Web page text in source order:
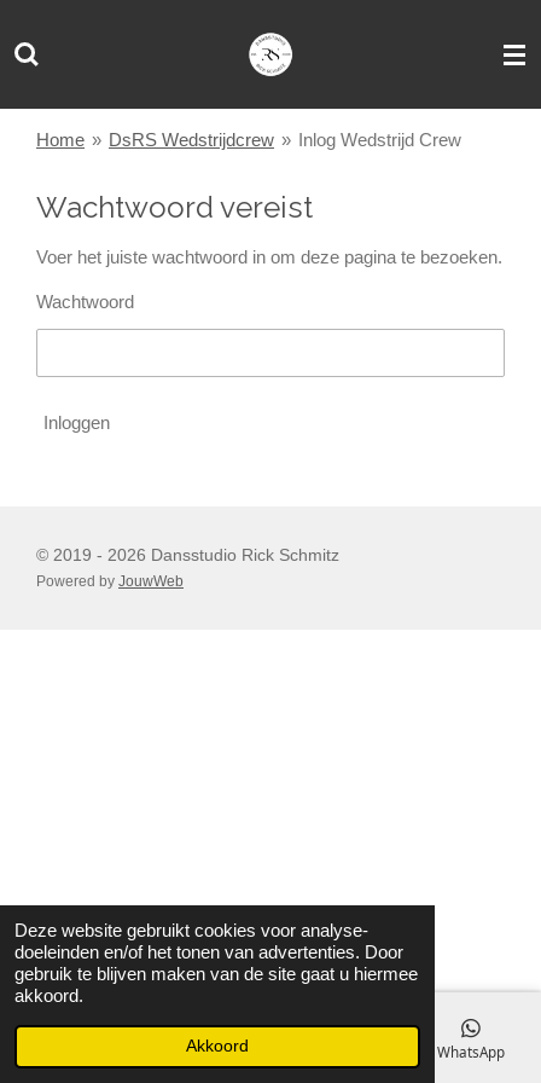
Deze website gebruikt cookies voor analyse-
doeleinden en/of het tonen van advertenties. Door
gebruik te blijven maken van de site gaat u hiermee
akkoord.
Akkoord
direct
hoofdinhoud
Home » DsRS Wedstrijdcrew » Inlog Wedstrijd Crew
Wachtwoord vereist
Voer het juiste wachtwoord in om deze pagina te bezoeken.
Wachtwoord
Inloggen
© 2019 - 2026 Dansstudio Rick Schmitz
Powered by JouwWeb
Telefoonnummer WhatsApp